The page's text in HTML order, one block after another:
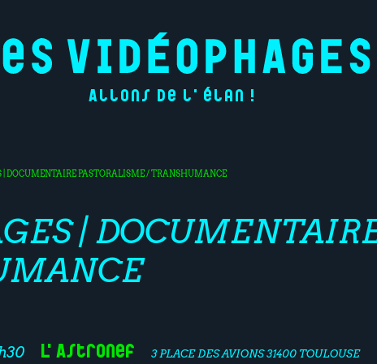
Allons de l'élan !
| DOCUMENTAIRE PASTORALISME / TRANSHUMANCE
|
L'Astronef 3 PLACE DES AVIONS 31400 TOULOUSE